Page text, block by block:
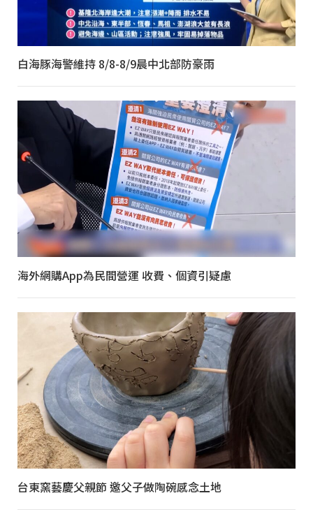
白海豚海警維持 8/8-8/9晨中北部防豪雨
海外網購App為民間營運 收費、個資引疑慮
台東窯藝慶父親節 邀父子做陶碗感念土地